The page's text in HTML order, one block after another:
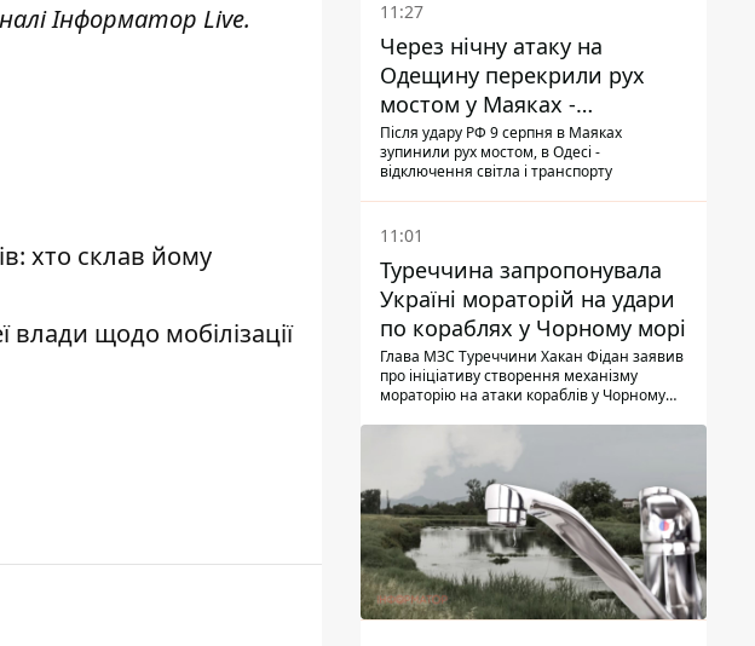
Інформатор Live.
хто склав йому
щодо мобілізації
11:27
Через нічну атаку на
Одещину перекрили рух
мостом у Маяках -
подробиці від ДПСУ
Після удару РФ 9 серпня в Маяках
зупинили рух мостом, в Одесі -
відключення світла і транспорту
11:01
Туреччина запропонувала
Україні мораторій на удари
по кораблях у Чорному морі
Глава МЗС Туреччини Хакан Фідан заявив
про ініціативу створення механізму
мораторію на атаки кораблів у Чорному